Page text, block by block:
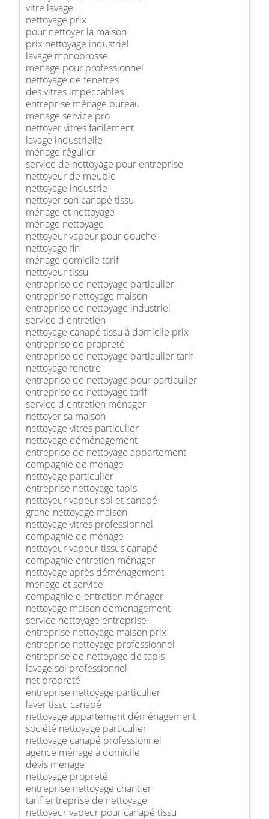
vitre lavage
nettoyage prix
pour nettoyer la maison
prix nettoyage industriel
lavage monobrosse
menage pour professionnel
nettoyage de fenetres
des vitres impeccables
entreprise ménage bureau
menage service pro
nettoyer vitres facilement
lavage industrielle
ménage régulier
service de nettoyage pour entreprise
nettoyeur de meuble
nettoyage industrie
nettoyer son canapé tissu
ménage et nettoyage
ménage nettoyage
nettoyeur vapeur pour douche
nettoyage fin
ménage domicile tarif
nettoyeur tissu
entreprise de nettoyage particulier
entreprise nettoyage maison
entreprise de nettoyage industriel
service d entretien
nettoyage canapé tissu à domicile prix
entreprise de propreté
entreprise de nettoyage particulier tarif
nettoyage fenetre
entreprise de nettoyage pour particulier
entreprise de nettoyage tarif
service d entretien ménager
nettoyer sa maison
nettoyage vitres particulier
nettoyage déménagement
entreprise de nettoyage appartement
compagnie de menage
nettoyage particulier
entreprise nettoyage tapis
nettoyeur vapeur sol et canapé
grand nettoyage maison
nettoyage vitres professionnel
compagnie de ménage
nettoyeur vapeur tissus canapé
compagnie entretien ménager
nettoyage après déménagement
menage et service
compagnie d entretien ménager
nettoyage maison demenagement
service nettoyage entreprise
entreprise nettoyage maison prix
entreprise nettoyage professionnel
entreprise de nettoyage de tapis
lavage sol professionnel
net propreté
entreprise nettoyage particulier
laver tissu canapé
nettoyage appartement déménagement
société nettoyage particulier
nettoyage canapé professionnel
agence ménage à domicile
devis menage
nettoyage propreté
entreprise nettoyage chantier
tarif entreprise de nettoyage
nettoyeur vapeur pour canapé tissu